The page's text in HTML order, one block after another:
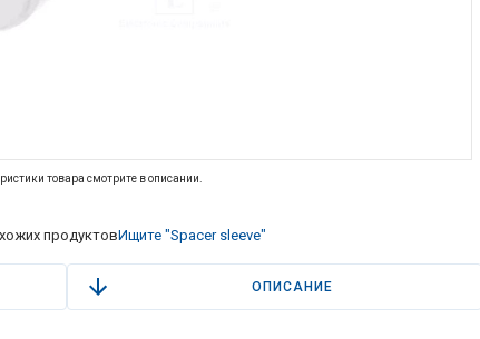
товара смотрите в описании.
продуктовИщите "Spacer sleeve"
ОПИСАНИЕ